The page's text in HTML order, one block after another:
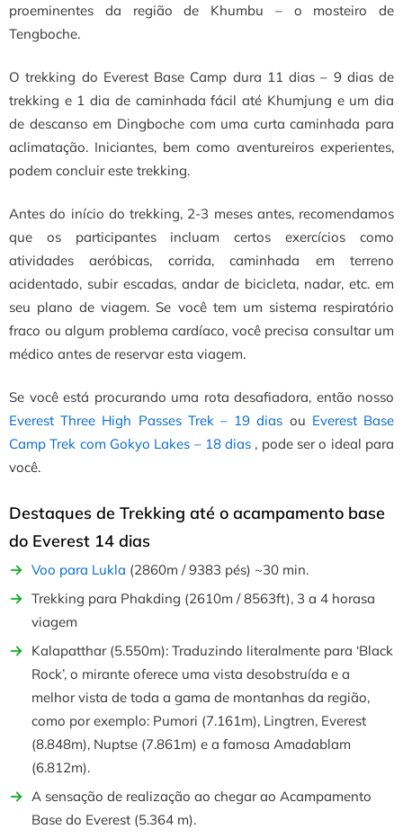
proeminentes da região de Khumbu – o mosteiro de
Tengboche.
O trekking do Everest Base Camp dura 11 dias – 9 dias de
trekking e 1 dia de caminhada fácil até Khumjung e um dia
de descanso em Dingboche com uma curta caminhada para
aclimatação. Iniciantes, bem como aventureiros experientes,
podem concluir este trekking.
Antes do início do trekking, 2-3 meses antes, recomendamos
que os participantes incluam certos exercícios como
atividades aeróbicas, corrida, caminhada em terreno
acidentado, subir escadas, andar de bicicleta, nadar, etc. em
seu plano de viagem. Se você tem um sistema respiratório
fraco ou algum problema cardíaco, você precisa consultar um
médico antes de reservar esta viagem.
Se você está procurando uma rota desafiadora, então nosso
Everest Three High Passes Trek – 19 dias ou Everest Base
Camp Trek com Gokyo Lakes – 18 dias , pode ser o ideal para
você.
Destaques de Trekking até o acampamento base
do Everest 14 dias
Voo para Lukla (2860m / 9383 pés) ~30 min.
Trekking para Phakding (2610m / 8563ft), 3 a 4 horasa
viagem
Kalapatthar (5.550m): Traduzindo literalmente para ‘Black
Rock’, o mirante oferece uma vista desobstruída e a
melhor vista de toda a gama de montanhas da região,
como por exemplo: Pumori (7.161m), Lingtren, Everest
(8.848m), Nuptse (7.861m) e a famosa Amadablam
(6.812m).
A sensação de realização ao chegar ao Acampamento
Base do Everest (5.364 m).